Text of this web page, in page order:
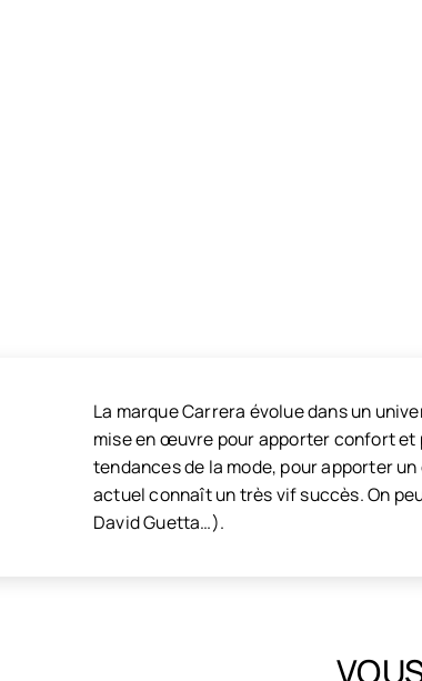
La marque Carrera évolue dans un
mise en œuvre pour apporter confort et
tendances de la mode, pour apporter
actuel connaît un très vif succès. On
David Guetta…).